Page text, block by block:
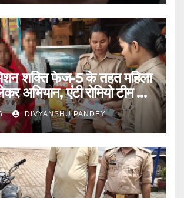
शक्ति फेज-5 के तहत महिला
अभियान, एंटी रोमियो टीम ने
जागरूक|
DIVYANSHU PANDEY